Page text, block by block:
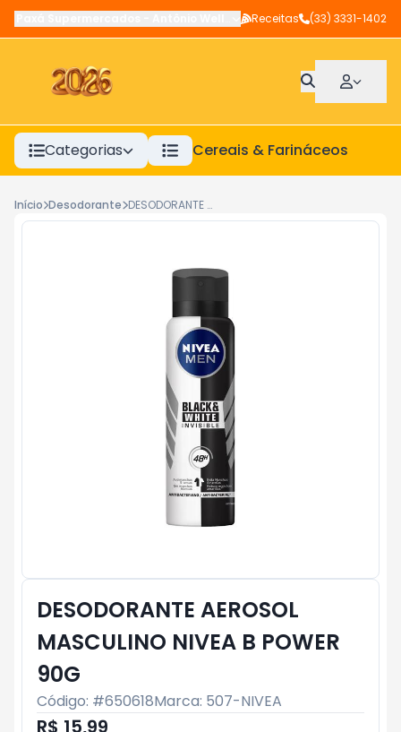
Antônio Wellerson,Manhuaçu- MG
Receitas (33) 3331-1402
Categorias Cereais & Farináceos
Início Desodorante DESODORANTE AEROSOL MASCULINO NIVEA B POWER 90G
DESODORANTE AEROSOL
MASCULINO NIVEA B POWER
90G
Código: #650618Marca: 507-NIVEA
R$ 15,99